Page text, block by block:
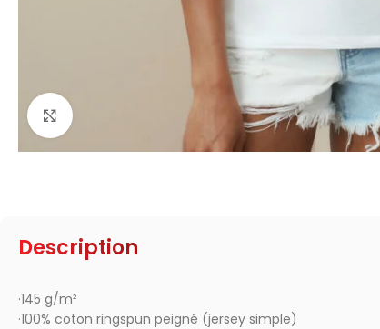
Description
·145 g/m²
·100% coton ringspun peigné (jersey simple)